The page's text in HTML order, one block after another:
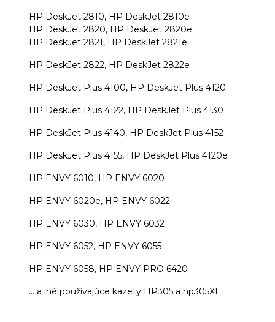
HP DeskJet 2810, HP DeskJet 2810e
HP DeskJet 2820, HP DeskJet 2820e
HP DeskJet 2821, HP DeskJet 2821e
HP DeskJet 2822, HP DeskJet 2822e
HP DeskJet Plus 4100, HP DeskJet Plus 4120
HP DeskJet Plus 4122, HP DeskJet Plus 4130
HP DeskJet Plus 4140, HP DeskJet Plus 4152
HP DeskJet Plus 4155, HP DeskJet Plus 4120e
HP ENVY 6010, HP ENVY 6020
HP ENVY 6020e, HP ENVY 6022
HP ENVY 6030, HP ENVY 6032
HP ENVY 6052, HP ENVY 6055
HP ENVY 6058, HP ENVY PRO 6420
... a iné používajúce kazety HP305 a hp305XL